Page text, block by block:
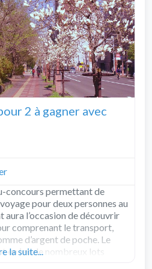
2 à gagner avec
concours permettant de
pour deux personnes au
aura l’occasion de découvrir
comprenant le transport,
d’argent de poche. Le
en jeu de nombreux lots
la suite...